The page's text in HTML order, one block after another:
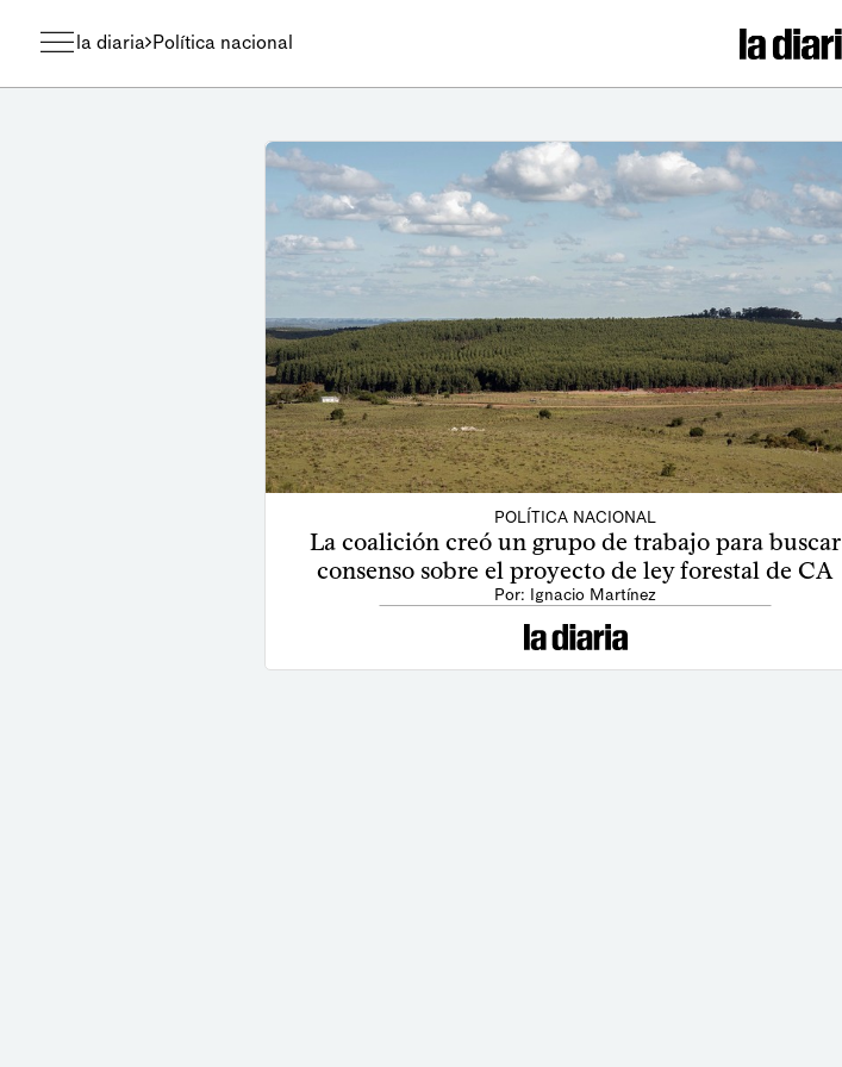
la diaria Política nacional
POLÍTICA NACIONAL
La coalición creó un grupo de trabajo para buscar
consenso sobre el proyecto de ley forestal de CA
Por: Ignacio Martínez